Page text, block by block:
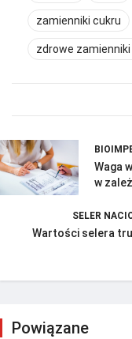
zamienniki cukru
zdrowe
Waga
w
SELER
Wartości selera
Powiązane